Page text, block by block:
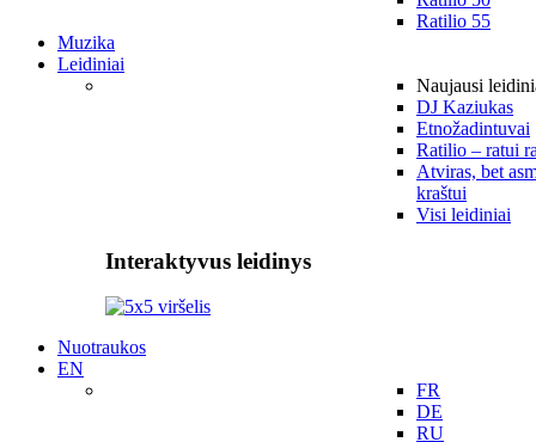
Ratilio 55
Muzika
Leidiniai
Naujausi
DJ Kaziukas
Etnožadintuvai
Ratilio – ratui
Atviras, bet
kraštui
Visi leidiniai
Interaktyvus leidinys
Nuotraukos
EN
FR
DE
RU